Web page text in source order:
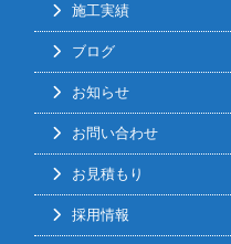
施工実績
ブログ
お知らせ
お問い合わせ
お見積もり
採用情報